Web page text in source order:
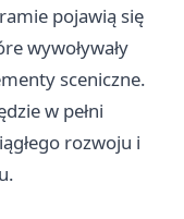
pojawią się
wywoływały
sceniczne.
w pełni
rozwoju i